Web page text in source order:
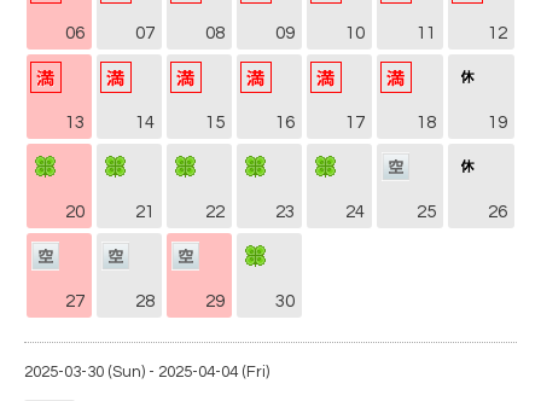
06 07 08 09 10 11 12
13 14 15 16 17 18 19
20 21 22 23 24 25 26
27 28 29 30
2025-03-30 (Sun) - 2025-04-04 (Fri)